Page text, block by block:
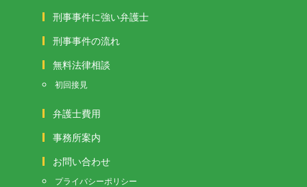
刑事事件に強い弁護士
刑事事件の流れ
無料法律相談
初回接見
弁護士費用
事務所案内
お問い合わせ
プライバシーポリシー